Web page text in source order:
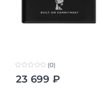
o
(0)
23 699 ₽